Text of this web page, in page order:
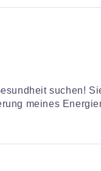
suchen!
meines